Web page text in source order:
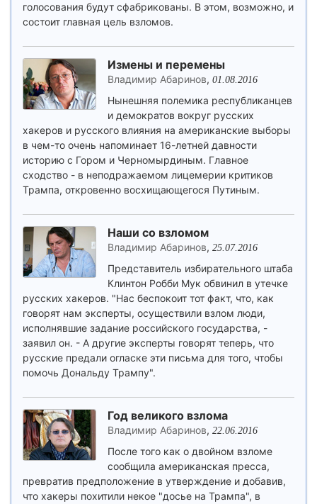
голосования будут сфабрикованы. В этом, возможно, и
состоит главная цель взломов.
Измены и перемены
Владимир Абаринов, 01.08.2016
Нынешняя полемика республиканцев
и демократов вокруг русских
хакеров и русского влияния на американские выборы
в чем-то очень напоминает 16-летней давности
историю с Гором и Черномырдиным. Главное
сходство - в неподражаемом лицемерии критиков
Трампа, откровенно восхищающегося Путиным.
Наши со взломом
Владимир Абаринов, 25.07.2016
Представитель избирательного штаба
Клинтон Робби Мук обвинил в утечке
русских хакеров. "Нас беспокоит тот факт, что, как
говорят нам эксперты, осуществили взлом люди,
исполнявшие задание российского государства, -
заявил он. - А другие эксперты говорят теперь, что
русские предали огласке эти письма для того, чтобы
помочь Дональду Трампу".
Год великого взлома
Владимир Абаринов, 22.06.2016
После того как о двойном взломе
сообщила американская пресса,
превратив предположение в утверждение и добавив,
что хакеры похитили некое "досье на Трампа", в